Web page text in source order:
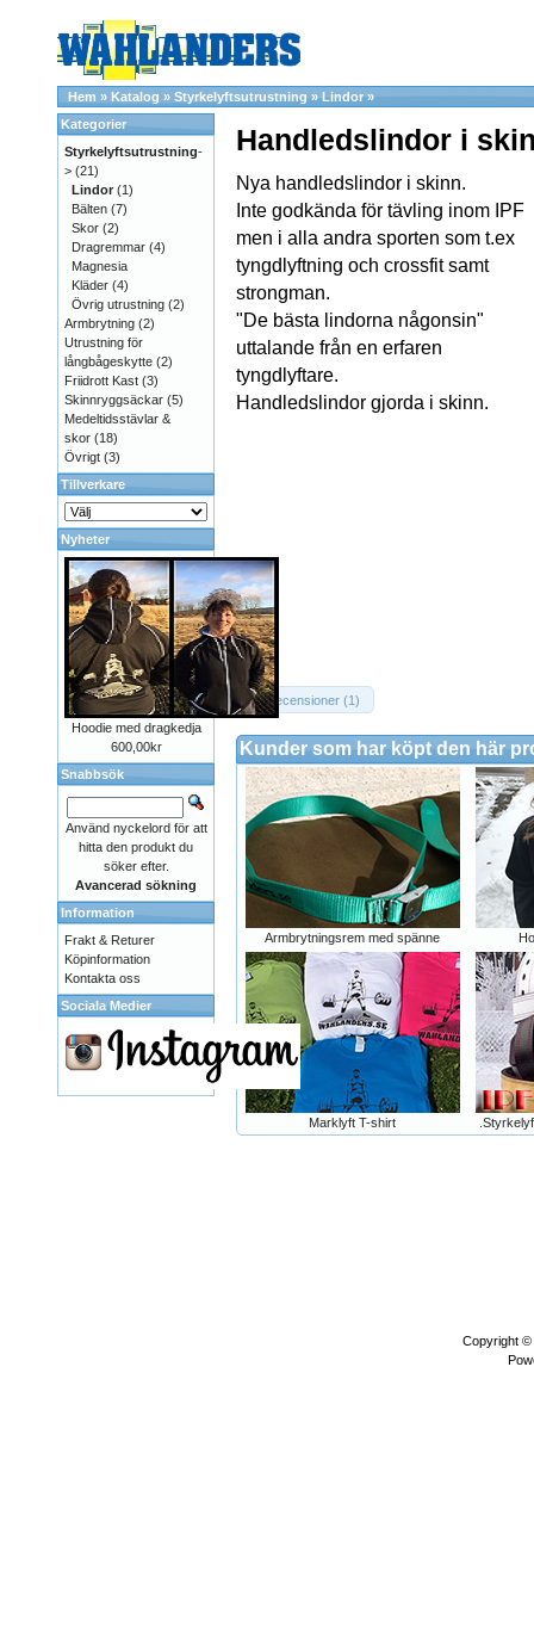
Hem »Katalog »Styrkelyftsutrustning »Lindor»
Handledslindor i
Nya handledslindor i skinn.
Inte godkända för tävling inom IPF
men i alla andra sporten som t.ex
tyngdlyftning och crossfit samt
strongman.
"De bästa lindorna någonsin"
uttalande från en erfaren
tyngdlyftare.
Handledslindor gjorda i skinn.
Recensioner (1)
Kunder som har köpt den här
Armbrytningsrem med spänne
Marklyft T-shirt
Kategorier
Styrkelyftsutrustning-
> (21)
Lindor (1)
Bälten (7)
Skor (2)
Dragremmar (4)
Magnesia
Kläder (4)
Övrig utrustning (2)
Armbrytning (2)
Utrustning för
långbågeskytte (2)
Friidrott Kast (3)
Skinnryggsäckar (5)
Medeltidsstävlar &
skor (18)
Övrigt (3)
Tillverkare
Nyheter
Hoodie med dragkedja
600,00kr
Snabbsök
Använd nyckelord för att
hitta den produkt du
söker efter.
Avancerad sökning
Information
Frakt & Returer
Köpinformation
Kontakta oss
Sociala Medier
Copyright